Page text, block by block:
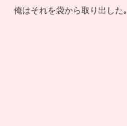
俺はそれを袋から取り出した｡